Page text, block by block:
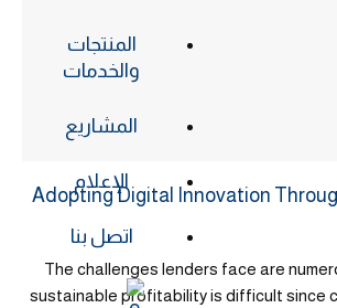
المنتجات
والخدمات
المشاريع
الإعلام
اتصل بنا
Adopting Digital Innovation
The challenges lenders face are
sustainable profitability is difficult since